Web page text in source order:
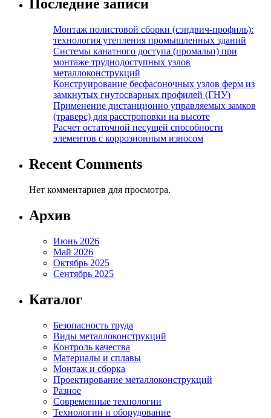
Последние записи
Монтаж полистовой сборки (сэндвич-профиль):
технология утепления промышленных зданий
Системы канатного доступа (промальп) при
монтаже труднодоступных узлов
металлоконструкций
Конструирование бесфасоночных узлов ферм из
замкнутых гнутосварных профилей (ГНУ)
Применение дистанционно управляемых замков
(траверс) для расстроповки на высоте
Расчет остаточной несущей способности
элементов с коррозионным износом
Recent Comments
Нет комментариев для просмотра.
Архив
Июнь 2026
Май 2026
Октябрь 2025
Сентябрь 2025
Каталог
Безопасность труда
Виды металлоконструкций
Контроль качества
Материалы и сплавы
Монтаж и сборка
Проектирование металлоконструкций
Разное
Современные технологии
Технологии и оборудование